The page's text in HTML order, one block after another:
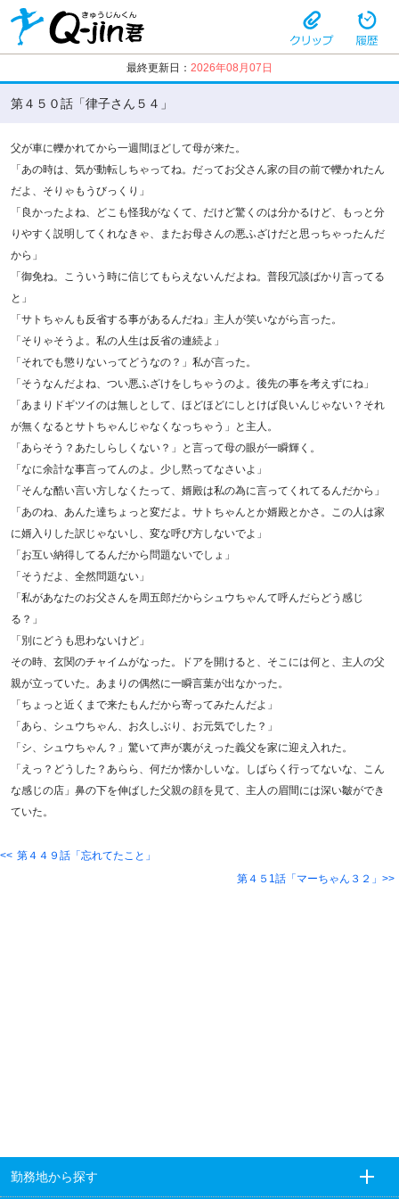
最終更新日： 2026年08月07日
第４５０話「律子さん５４」
父が車に轢かれてから一週間ほどして母が来た。
「あの時は、気が動転しちゃってね。だってお父さん家の目の前で轢かれたん
だよ、そりゃもうびっくり」
「良かったよね、どこも怪我がなくて、だけど驚くのは分かるけど、もっと分
りやすく説明してくれなきゃ、またお母さんの悪ふざけだと思っちゃったんだ
から」
「御免ね。こういう時に信じてもらえないんだよね。普段冗談ばかり言ってる
と」
「サトちゃんも反省する事があるんだね」主人が笑いながら言った。
「そりゃそうよ。私の人生は反省の連続よ」
「それでも懲りないってどうなの？」私が言った。
「そうなんだよね、つい悪ふざけをしちゃうのよ。後先の事を考えずにね」
「あまりドギツイのは無しとして、ほどほどにしとけば良いんじゃない？それ
が無くなるとサトちゃんじゃなくなっちゃう」と主人。
「あらそう？あたしらしくない？」と言って母の眼が一瞬輝く。
「なに余計な事言ってんのよ。少し黙ってなさいよ」
「そんな酷い言い方しなくたって、婿殿は私の為に言ってくれてるんだから」
「あのね、あんた達ちょっと変だよ。サトちゃんとか婿殿とかさ。この人は家
に婿入りした訳じゃないし、変な呼び方しないでよ」
「お互い納得してるんだから問題ないでしょ」
「そうだよ、全然問題ない」
「私があなたのお父さんを周五郎だからシュウちゃんて呼んだらどう感じ
る？」
「別にどうも思わないけど」
その時、玄関のチャイムがなった。ドアを開けると、そこには何と、主人の父
親が立っていた。あまりの偶然に一瞬言葉が出なかった。
「ちょっと近くまで来たもんだから寄ってみたんだよ」
「あら、シュウちゃん、お久しぶり、お元気でした？」
「シ、シュウちゃん？」驚いて声が裏がえった義父を家に迎え入れた。
「えっ？どうした？あらら、何だか懐かしいな。しばらく行ってないな、こん
な感じの店」鼻の下を伸ばした父親の顔を見て、主人の眉間には深い皺ができ
ていた。
第４４９話「忘れてたこと」
第４５1話「マーちゃん３２」
勤務地から探す